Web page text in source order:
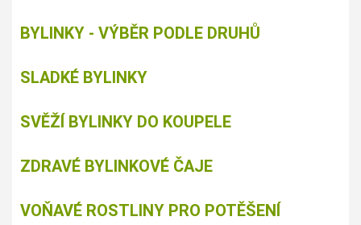
BYLINKY - VÝBĚR PODLE DRUHŮ
SLADKÉ BYLINKY
SVĚŽÍ BYLINKY DO KOUPELE
ZDRAVÉ BYLINKOVÉ ČAJE
VOŇAVÉ ROSTLINY PRO POTĚŠENÍ